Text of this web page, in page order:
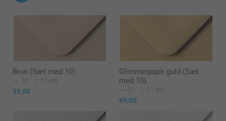
Brun (Sæt med 10)
22 11 cm
39,00
Glimmerpapir guld (Sæt
med 10)
22 11 cm
69,00